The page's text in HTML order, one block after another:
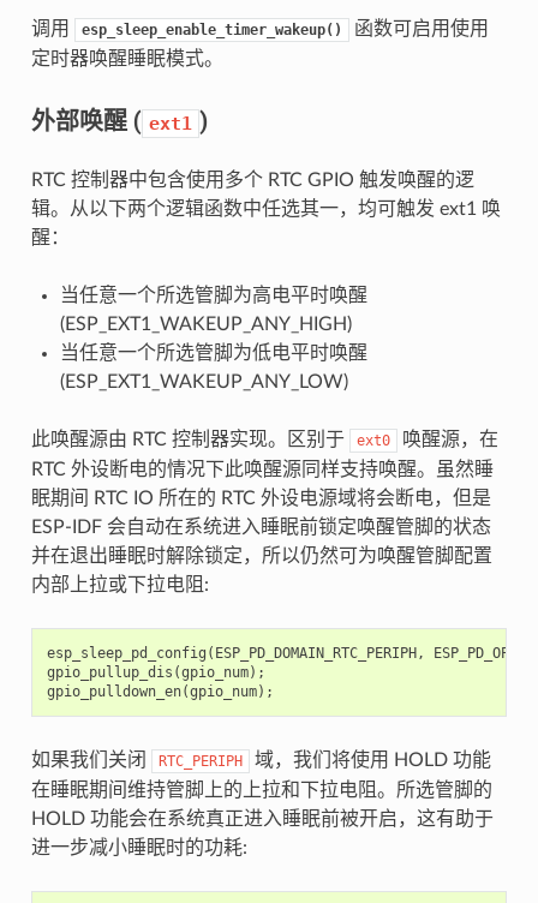
调用 esp_sleep_enable_timer_wakeup()
函数可启用使用
定时器唤醒睡眠模式。
外部唤醒 ( ext1 )
RTC 控制器中包含使用多个 RTC GPIO 触发唤醒的逻
辑。从以下两个逻辑函数中任选其一，均可触发 ext1 唤
醒：
当任意一个所选管脚为高电平时唤醒
(ESP_EXT1_WAKEUP_ANY_HIGH)
当任意一个所选管脚为低电平时唤醒
(ESP_EXT1_WAKEUP_ANY_LOW)
此唤醒源由 RTC 控制器实现。区别于 ext0
唤醒源，在
RTC 外设断电的情况下此唤醒源同样支持唤醒。虽然睡
眠期间 RTC IO 所在的 RTC 外设电源域将会断电，但是
ESP-IDF 会自动在系统进入睡眠前锁定唤醒管脚的状态
并在退出睡眠时解除锁定，所以仍然可为唤醒管脚配置
内部上拉或下拉电阻:
esp_sleep_pd_config ( ESP_PD_DOMAIN_RTC_PERIPH,
gpio_pullup_dis (gpio_num);
gpio_pulldown_en(gpio_num);
如果我们关闭 RTC_PERIPH
域，我们将使用 HOLD 功能
在睡眠期间维持管脚上的上拉和下拉电阻。所选管脚的
HOLD 功能会在系统真正进入睡眠前被开启，这有助于
进一步减小睡眠时的功耗: